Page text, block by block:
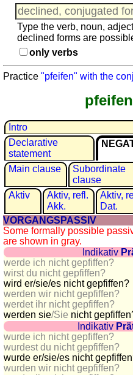
English
French
German
Italian
Latin
Spanish
Dutch
Utilities
Unit
converters
Car
number
plates
Time
of
sunset
Bicycle
tours
Small
travel
vocabulary
Type the verb, noun,
declined forms are
only verbs
Practice "pfeifen" with the
Intro
Declarative
statement
Main clause
Subordinate
clause
Aktiv
Aktiv, refl.
Akk.
Aktiv,
Dat.
VORGANGSPASSIV
Some formally possible
are shown in gray.
Indikativ
werde ich nicht gepfiffen?
wirst du nicht gepfiffen?
wird er/sie/es nicht gepfiffen?
werden wir nicht gepfiffen?
werdet ihr nicht gepfiffen?
werden sie/Sie nicht
Indikativ
wurde ich nicht gepfiffen?
wurdest du nicht gepfiffen?
wurde er/sie/es nicht
wurden wir nicht gepfiffen?